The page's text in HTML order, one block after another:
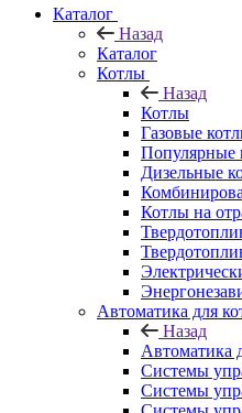
Каталог
Назад
Каталог
Котлы
Назад
Котлы
Газовые
Популярные
Дизельные
Котлы на
Автоматика для
Назад
Автоматика
Системы
Системы